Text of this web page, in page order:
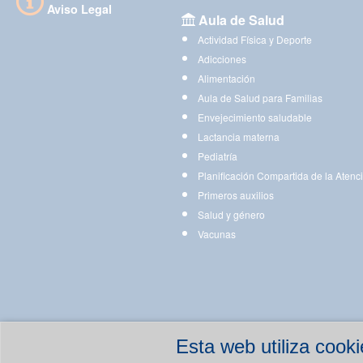
Esta web utiliza
Aviso Legal
Aula de Salud
Actividad Física y Deporte
Adicciones
Alimentación
Aula de Salud para Familias
Envejecimiento saludable
Lactancia materna
Pediatría
Planificación Compartida de la
Primeros auxilios
Salud y género
Vacunas